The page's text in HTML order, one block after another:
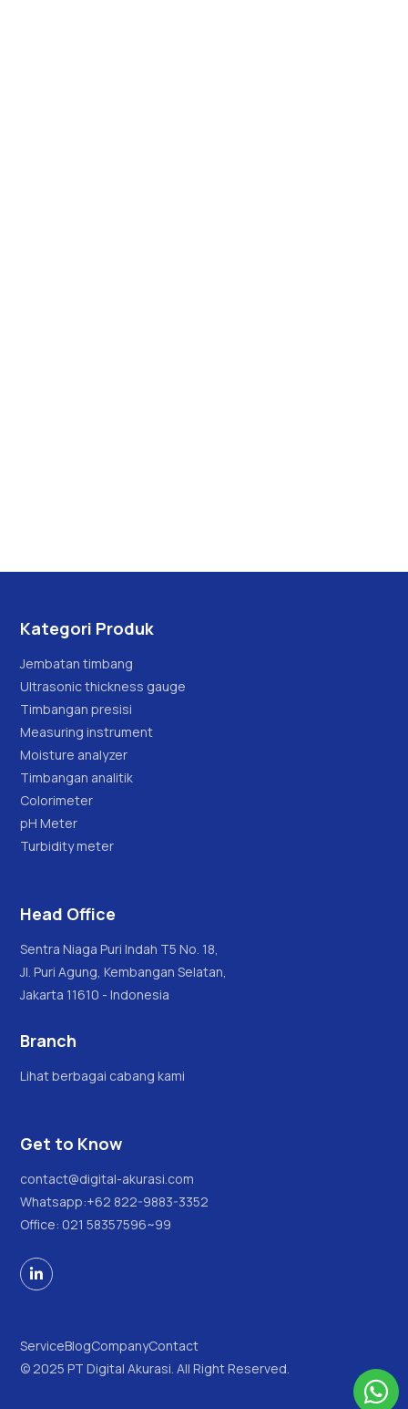
Kategori Produk
Jembatan timbang
Ultrasonic thickness gauge
Timbangan presisi
Measuring instrument
Moisture analyzer
Timbangan analitik
Colorimeter
pH Meter
Turbidity meter
Head Office
Sentra Niaga Puri Indah T5 No. 18,
Jl. Puri Agung, Kembangan Selatan,
Jakarta 11610 - Indonesia
Branch
Lihat berbagai cabang kami
Get to Know
contact@digital-akurasi.com
Whatsapp:+62 822-9883-3352
Office: 021 58357596~99

© 2025 PT Digital Akurasi. All Right Reserved.
ServiceBlogCompanyContact
